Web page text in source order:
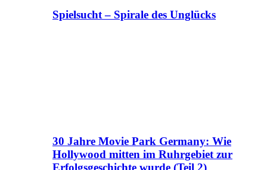
Spielsucht – Spirale des Unglücks
30 Jahre Movie Park Germany: Wie
Hollywood mitten im Ruhrgebiet zur
Erfolgsgeschichte wurde (Teil 2)